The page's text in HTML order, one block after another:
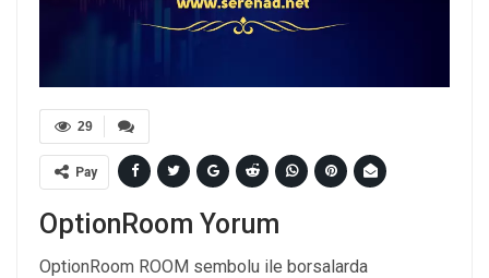
29
Pay
OptionRoom Yorum
OptionRoom ROOM sembolu ile borsalarda